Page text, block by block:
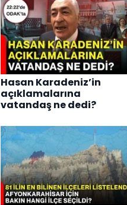
Hasan Karadeniz’in
açıklamalarına
vatandaş ne dedi?